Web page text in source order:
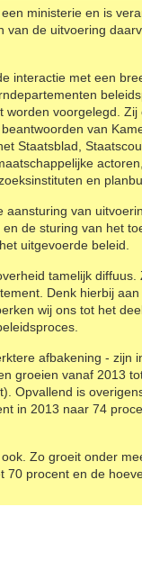
ministerie en is
de uitvoering
interactie met een
worden voorgelegd.
van
Staatsblad,
en
van
de sturing van het
uitgevoerde beleid.
tamelijk diffuus.
Denk hierbij
wij ons tot het
afbakening - zijn
groeien vanaf 2013
Opvallend is
in 2013 naar 74
Zo groeit onder
procent en de